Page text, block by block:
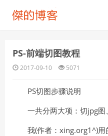
PS-前端切图教程
2017-09-10 5071
PS切图步骤说明
一共分两大项：切jpg图
我(作者：xing.org1^)用